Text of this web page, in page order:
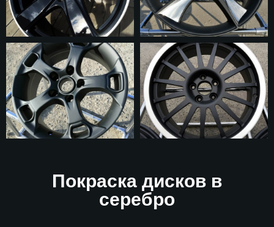
Покраска дисков в
серебро